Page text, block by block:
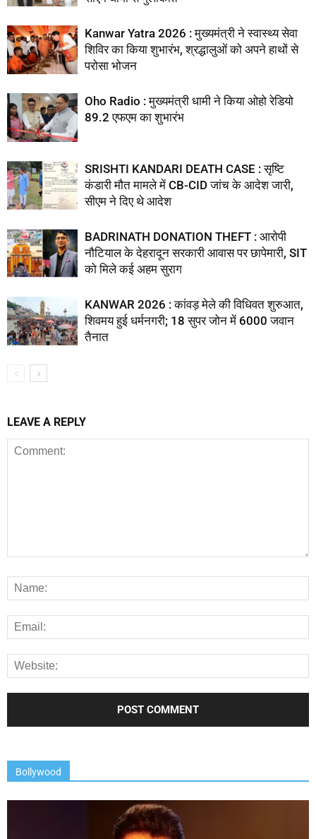
Kanwar Yatra 2026 : मुख्यमंत्री ने स्वास्थ्य सेवा
शिविर का किया शुभारंभ, श्रद्धालुओं को अपने हाथों से
परोसा भोजन
Oho Radio : मुख्यमंत्री धामी ने किया ओहो रेडियो
89.2 एफएम का शुभारंभ
SRISHTI KANDARI DEATH CASE : सृष्टि
कंडारी मौत मामले में CB-CID जांच के आदेश जारी,
सीएम ने दिए थे आदेश
BADRINATH DONATION THEFT : आरोपी
नौटियाल के देहरादून सरकारी आवास पर छापेमारी, SIT
को मिले कई अहम सुराग
KANWAR 2026 : कांवड़ मेले की विधिवत शुरुआत,
शिवमय हुई धर्मनगरी; 18 सुपर जोन में 6000 जवान
तैनात
LEAVE A REPLY
Bollywood